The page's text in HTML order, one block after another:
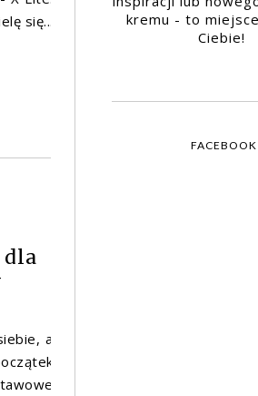
się...
dla
a
kremu - to
Ciebie!
FACEBOOK